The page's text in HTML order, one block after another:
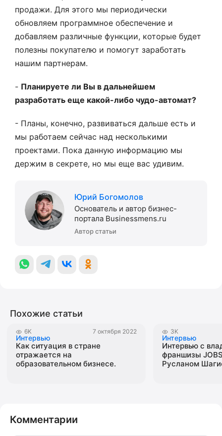
продажи. Для этого мы периодически
обновляем программное обеспечение и
добавляем различные функции, которые будет
полезны покупателю и помогут заработать
нашим партнерам.
- Планируете ли Вы в дальнейшем
разработать еще какой-либо чудо-автомат?
- Планы, конечно, развиваться дальше есть и
мы работаем сейчас над несколькими
проектами. Пока данную информацию мы
держим в секрете, но мы еще вас удивим.
Юрий Богомолов
Основатель и автор бизнес-
портала Businessmens.ru
Автор статьи
Похожие статьи
6K 7 октября 2022
Интервью
Как ситуация в стране
отражается на
образовательном бизнесе.
3K
Интервью
Интервью с
франшизы
Русланом
Комментарии